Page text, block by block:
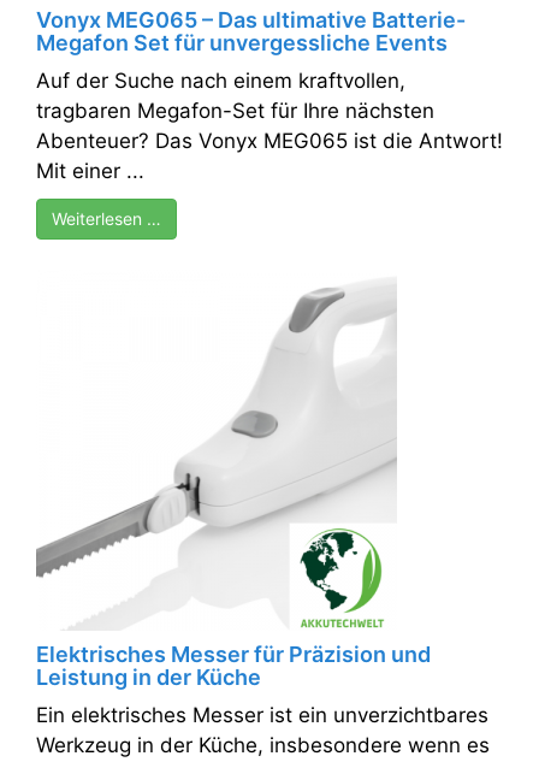
Vonyx MEG065 – Das ultimative Batterie-
Megafon Set für unvergessliche Events
Auf der Suche nach einem kraftvollen,
tragbaren Megafon-Set für Ihre nächsten
Abenteuer? Das Vonyx MEG065 ist die Antwort!
Mit einer ...
Weiterlesen …
Elektrisches Messer für Präzision und
Leistung in der Küche
Ein elektrisches Messer ist ein unverzichtbares
Werkzeug in der Küche, insbesondere wenn es